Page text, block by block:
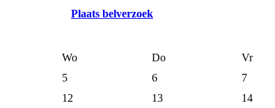
Plaats belverzoek
Wo Do
Vr
5 6
7
12 13
14